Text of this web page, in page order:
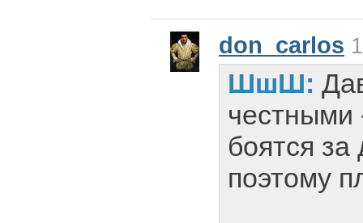
don_carlos
ШшШ:
честными
боятся
поэтому